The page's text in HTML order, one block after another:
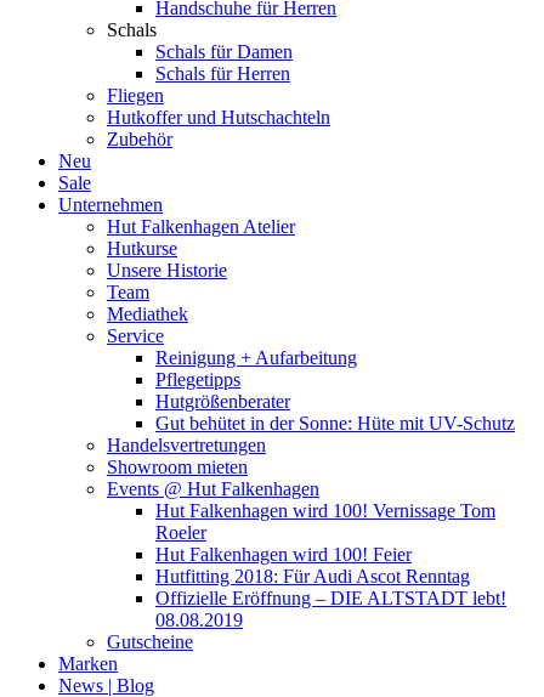
Handschuhe für Herren
Schals
Schals für Damen
Schals für Herren
Fliegen
Hutkoffer und Hutschachteln
Zubehör
Neu
Sale
Unternehmen
Hut Falkenhagen Atelier
Hutkurse
Unsere Historie
Team
Mediathek
Service
Reinigung + Aufarbeitung
Pflegetipps
Hutgrößenberater
Gut behütet in der Sonne: Hüte mit UV-Schutz
Handelsvertretungen
Showroom mieten
Events @ Hut Falkenhagen
Hut Falkenhagen wird 100! Vernissage Tom
Roeler
Hut Falkenhagen wird 100! Feier
Hutfitting 2018: Für Audi Ascot Renntag
Offizielle Eröffnung – DIE ALTSTADT lebt!
08.08.2019
Gutscheine
Marken
News | Blog